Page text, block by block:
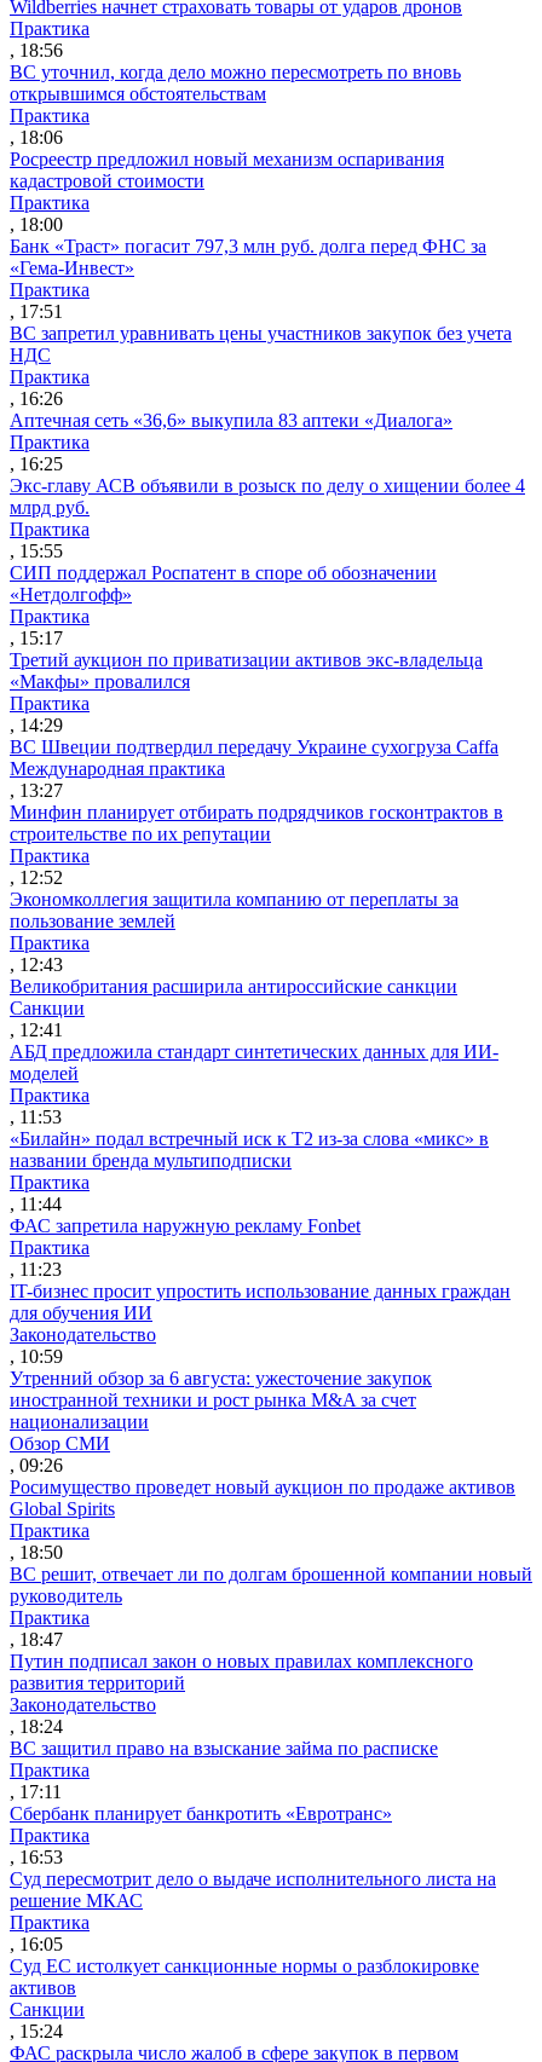
Wildberries начнет страховать товары от ударов дронов
Практика
, 18:56
ВС уточнил, когда дело можно пересмотреть по вновь
открывшимся обстоятельствам
Практика
, 18:06
Росреестр предложил новый механизм оспаривания
кадастровой стоимости
Практика
, 18:00
Банк «Траст» погасит 797,3 млн руб. долга перед ФНС за
«Гема-Инвест»
Практика
, 17:51
ВС запретил уравнивать цены участников закупок без учета
НДС
Практика
, 16:26
Аптечная сеть «36,6» выкупила 83 аптеки «Диалога»
Практика
, 16:25
Экс-главу АСВ объявили в розыск по делу о хищении более 4
млрд руб.
Практика
, 15:55
СИП поддержал Роспатент в споре об обозначении
«Нетдолгофф»
Практика
, 15:17
Третий аукцион по приватизации активов экс-владельца
«Макфы» провалился
Практика
, 14:29
ВС Швеции подтвердил передачу Украине сухогруза Caffa
Международная практика
, 13:27
Минфин планирует отбирать подрядчиков госконтрактов в
строительстве по их репутации
Практика
, 12:52
Экономколлегия защитила компанию от переплаты за
пользование землей
Практика
, 12:43
Великобритания расширила антироссийские санкции
Санкции
, 12:41
АБД предложила стандарт синтетических данных для ИИ-
моделей
Практика
, 11:53
«Билайн» подал встречный иск к Т2 из-за слова «микс» в
названии бренда мультиподписки
Практика
, 11:44
ФАС запретила наружную рекламу Fonbet
Практика
, 11:23
IT-бизнес просит упростить использование данных граждан
для обучения ИИ
Законодательство
, 10:59
Утренний обзор за 6 августа: ужесточение закупок
иностранной техники и рост рынка M&A за счет
национализации
Обзор СМИ
, 09:26
Росимущество проведет новый аукцион по продаже активов
Global Spirits
Практика
, 18:50
ВС решит, отвечает ли по долгам брошенной компании новый
руководитель
Практика
, 18:47
Путин подписал закон о новых правилах комплексного
развития территорий
Законодательство
, 18:24
ВС защитил право на взыскание займа по расписке
Практика
, 17:11
Сбербанк планирует банкротить «Евротранс»
Практика
, 16:53
Суд пересмотрит дело о выдаче исполнительного листа на
решение МКАС
Практика
, 16:05
Суд ЕС истолкует санкционные нормы о разблокировке
активов
Санкции
, 15:24
ФАС раскрыла число жалоб в сфере закупок в первом